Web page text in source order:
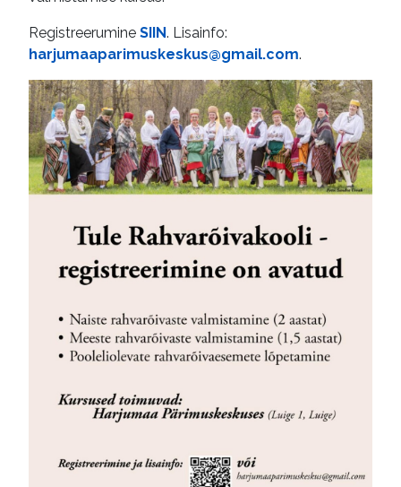
Registreerumine SIIN. Lisainfo:
harjumaaparimuskeskus@gmail.com.